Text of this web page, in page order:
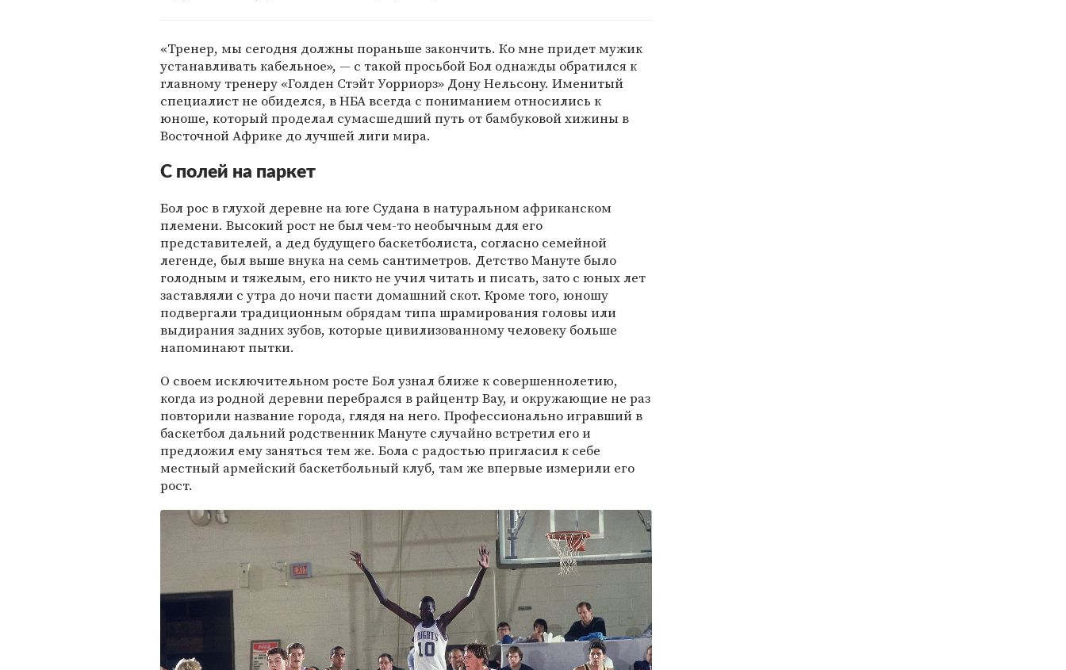
«Тренер, мы сегодня должны пораньше закончить. Ко мне придет мужик
устанавливать кабельное», — с такой просьбой Бол однажды обратился к
главному тренеру «Голден Стэйт Уорриорз» ДонуНельсону. Именитый
специалист не обиделся, в НБА всегда с пониманием относились к
юноше, который проделал сумасшедший путь от бамбуковой хижины в
Восточной Африке до лучшей лиги мира.
С полей на паркет
Бол рос в глухой деревне на юге Судана в натуральном африканском
племени. Высокий рост не был чем-то необычным для его
представителей, а дед будущего баскетболиста, согласно семейной
легенде, был выше внука на семь сантиметров. Детство Мануте было
голодным и тяжелым, его никто не учил читать и писать, зато с юных лет
заставляли с утра до ночи пасти домашний скот. Кроме того, юношу
подвергали традиционным обрядам типа шрамирования головы или
выдирания задних зубов, которые цивилизованному человеку больше
напоминают пытки.
О своем исключительном росте Бол узнал ближе к совершеннолетию,
когда из родной деревни перебрался в райцентр Вау, и окружающие не раз
повторили название города, глядя на него. Профессионально игравший в
баскетбол дальний родственник Мануте случайно встретил его и
предложил ему заняться тем же. Бола с радостью пригласил к себе
местный армейский баскетбольный клуб, там же впервые измерили его
рост.